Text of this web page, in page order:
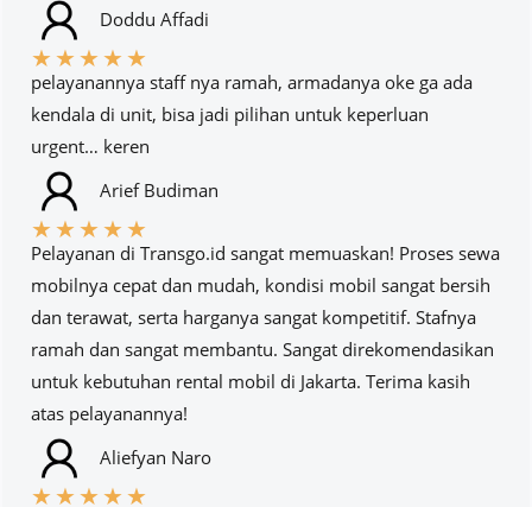
Doddu Affadi
★★★★★
pelayanannya staff nya ramah, armadanya oke ga ada
kendala di unit, bisa jadi pilihan untuk keperluan
urgent… keren
Arief Budiman
★★★★★
Pelayanan di Transgo.id sangat memuaskan! Proses sewa
mobilnya cepat dan mudah, kondisi mobil sangat bersih
dan terawat, serta harganya sangat kompetitif. Stafnya
ramah dan sangat membantu. Sangat direkomendasikan
untuk kebutuhan rental mobil di Jakarta. Terima kasih
atas pelayanannya!
Aliefyan Naro
★★★★★